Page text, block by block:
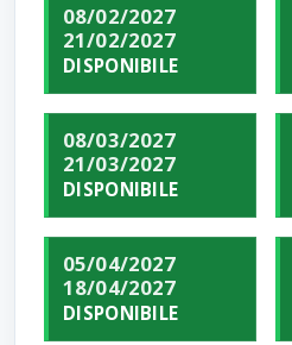
08/02/2027
21/02/2027
DISPONIBILE
08/03/2027
21/03/2027
DISPONIBILE
05/04/2027
18/04/2027
DISPONIBILE